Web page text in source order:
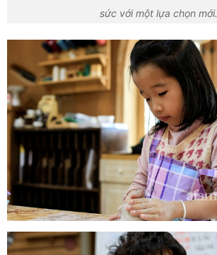
sức với một lựa chọn mới.